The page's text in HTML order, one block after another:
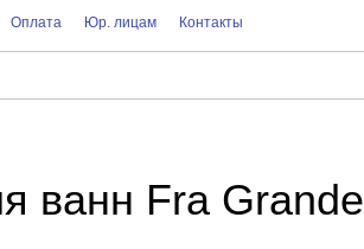
Оплата Юр. лицам Контакты
ванн Fra Grande